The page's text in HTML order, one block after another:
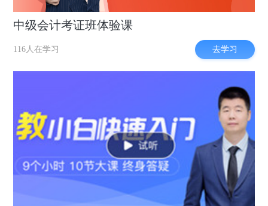
中级会计考证班体验课
116人在学习 去学习